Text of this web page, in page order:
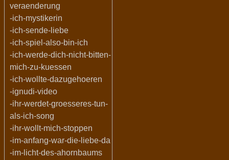
veraenderung
-ich-mystikerin
-ich-sende-liebe
-ich-spiel-also-bin-ich
-ich-werde-dich-nicht-bitten-
mich-zu-kuessen
-ich-wollte-dazugehoeren
-ignudi-video
-ihr-werdet-groesseres-tun-
als-ich-song
-ihr-wollt-mich-stoppen
-im-anfang-war-die-liebe-da
-im-licht-des-ahornbaums